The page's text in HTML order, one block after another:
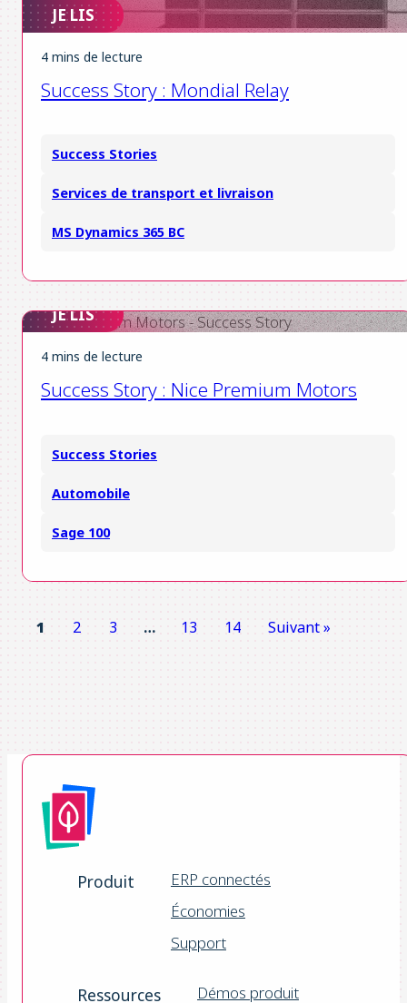
JE LIS
4 mins de lecture
Success Story : Mondial Relay
Success Stories
Services de transport et livraison
MS Dynamics 365 BC
JE LIS
4 mins de lecture
Success Story : Nice Premium Motors
Success Stories
Automobile
Sage 100
1 2 3 … 13 14 Suivant »
Produit
ERP connectés
Économies
Support
Ressources Démos produit